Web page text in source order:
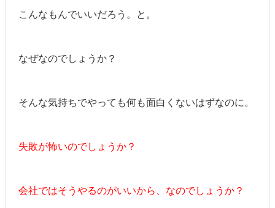
こんなもんでいいだろう。と。
なぜなのでしょうか？
そんな気持ちでやっても何も面白くないはずなのに。
失敗が怖いのでしょうか？
会社ではそうやるのがいいから、なのでしょうか？